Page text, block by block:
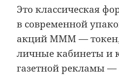
Это классическая
в современной
акций МММ —
личные кабинеты и
газетной рекламы —